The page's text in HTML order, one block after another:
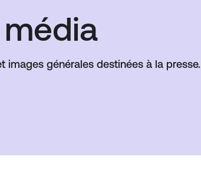
images générales destinées à la presse.